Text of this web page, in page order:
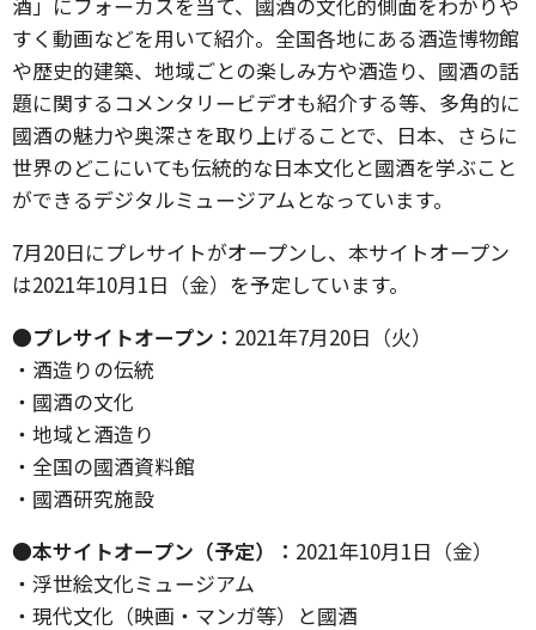
すく動画などを用いて紹介。全国各地にある酒造博物館
や歴史的建築、地域ごとの楽しみ方や酒造り、國酒の話
題に関するコメンタリービデオも紹介する等、多角的に
國酒の魅力や奥深さを取り上げることで、日本、さらに
世界のどこにいても伝統的な日本文化と國酒を学ぶこと
ができるデジタルミュージアムとなっています。
7月20日にプレサイトがオープンし、本サイトオープン
は2021年10月1日（金）を予定しています。
●プレサイトオープン： 2021年7月20日（火）
・酒造りの伝統
・國酒の文化
・地域と酒造り
・全国の國酒資料館
・國酒研究施設
●本サイトオープン（予定）： 2021年10月1日（金）
・浮世絵文化ミュージアム
・現代文化（映画・マンガ等）と國酒